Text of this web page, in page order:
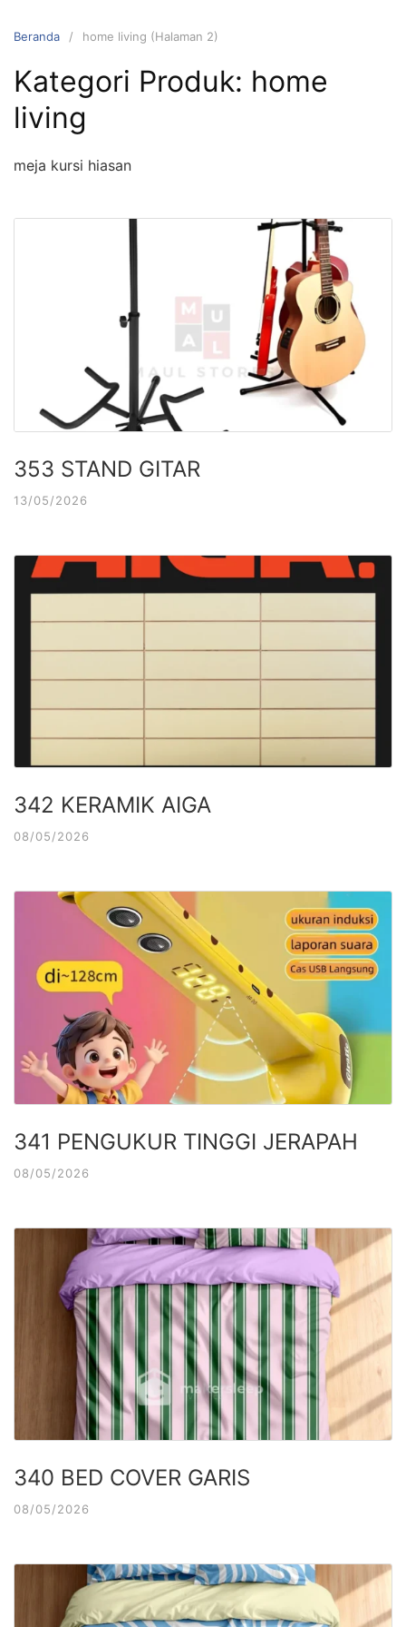
keBeranda home living (Halaman 2)
Kategori Produk: home
living
meja kursi hiasan
353 STAND GITAR
13/05/2026
342 KERAMIK AIGA
08/05/2026
341 PENGUKUR TINGGI JERAPAH
08/05/2026
340 BED COVER GARIS
08/05/2026